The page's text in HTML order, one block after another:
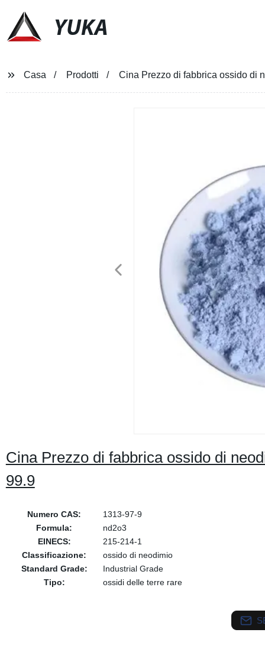
YUKA
Casa Prodotti Cina Prezzo di fabbrica ossido di
Cina Prezzo di fabbrica ossido di
99.9
Numero CAS:
1313-97-9
Formula:
nd2o3
EINECS:
215-214-1
Classificazione:
ossido di neodimio
Standard Grade:
Industrial Grade
Tipo:
ossidi delle terre rare